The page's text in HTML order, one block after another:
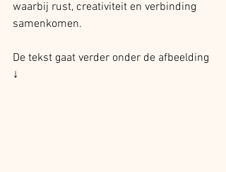
waarbij rust, creativiteit en verbinding
samenkomen.
De tekst gaat verder onder de afbeelding
↓